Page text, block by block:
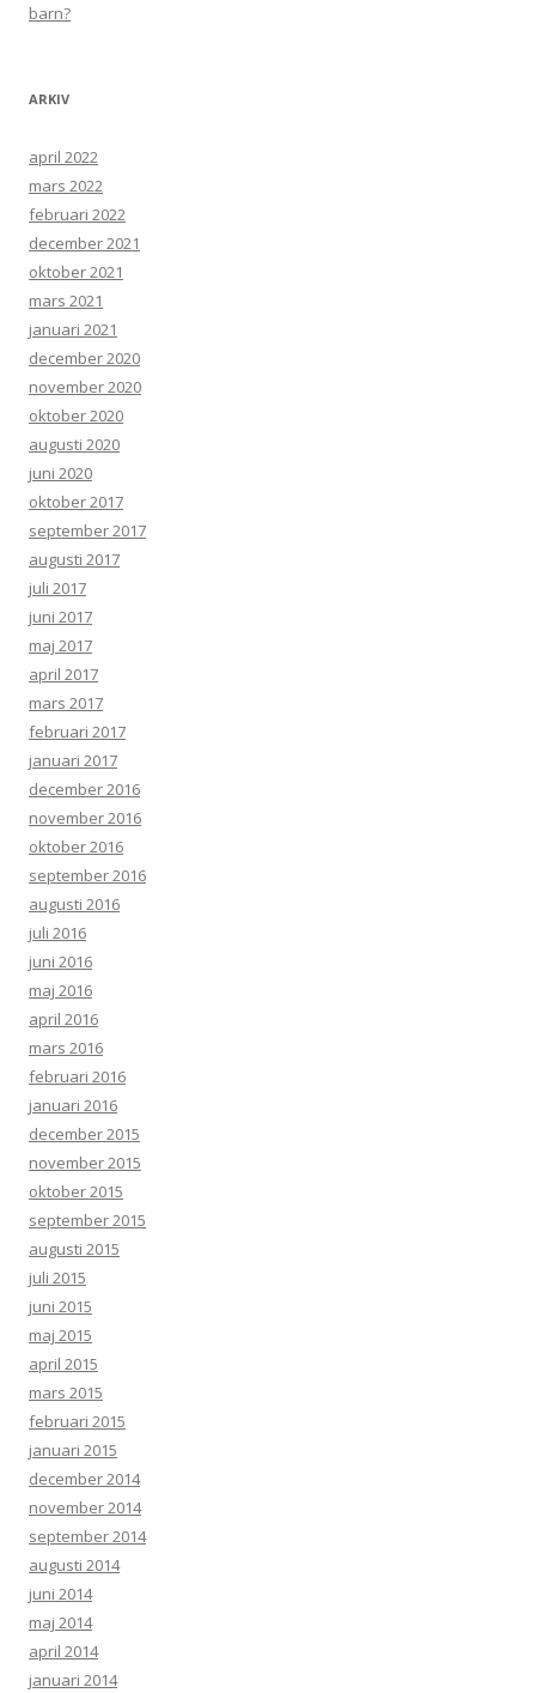
barn?
ARKIV
april 2022
mars 2022
februari 2022
december 2021
oktober 2021
mars 2021
januari 2021
december 2020
november 2020
oktober 2020
augusti 2020
juni 2020
oktober 2017
september 2017
augusti 2017
juli 2017
juni 2017
maj 2017
april 2017
mars 2017
februari 2017
januari 2017
december 2016
november 2016
oktober 2016
september 2016
augusti 2016
juli 2016
juni 2016
maj 2016
april 2016
mars 2016
februari 2016
januari 2016
december 2015
november 2015
oktober 2015
september 2015
augusti 2015
juli 2015
juni 2015
maj 2015
april 2015
mars 2015
februari 2015
januari 2015
december 2014
november 2014
september 2014
augusti 2014
juni 2014
maj 2014
april 2014
januari 2014